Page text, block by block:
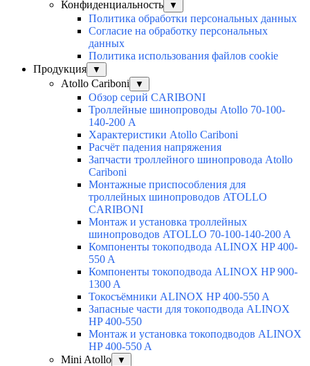
Конфиденциальность
▼
Политика обработки персональных данных
Согласие на обработку персональных
данных
Политика использования файлов cookie
Продукция
▼
Atollo Cariboni ▼
Обзор серий CARIBONI
Троллейные шинопроводы Atollo 70-100-
140-200 А
Характеристики Atollo Cariboni
Расчёт падения напряжения
Запчасти троллейного шинопровода Atollo
Cariboni
Монтажные приспособления для
троллейных шинопроводов ATOLLO
CARIBONI
Монтаж и установка троллейных
шинопроводов ATOLLO 70-100-140-200 A
Компоненты токоподвода ALINOX HP 400-
550 A
Компоненты токоподвода ALINOX HP 900-
1300 A
Токосъёмники ALINOX HP 400-550 A
Запасные части для токоподвода ALINOX
HP 400-550
Монтаж и установка токоподводов ALINOX
HP 400-550 A
Mini Atollo
▼